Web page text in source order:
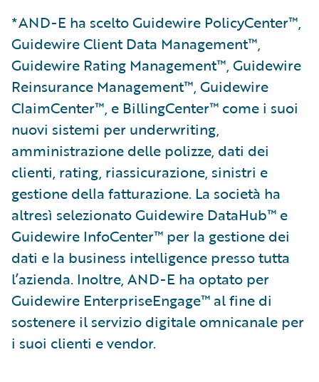
*AND-E ha scelto Guidewire PolicyCenter™,
Guidewire Client Data Management™,
Guidewire Rating Management™, Guidewire
Reinsurance Management™, Guidewire
ClaimCenter™, e BillingCenter™ come i suoi
nuovi sistemi per underwriting,
amministrazione delle polizze, dati dei
clienti, rating, riassicurazione, sinistri e
gestione della fatturazione. La società ha
altresì selezionato Guidewire DataHub™ e
Guidewire InfoCenter™ per la gestione dei
dati e la business intelligence presso tutta
l’azienda. Inoltre, AND-E ha optato per
Guidewire EnterpriseEngage™ al fine di
sostenere il servizio digitale omnicanale per
i suoi clienti e vendor.